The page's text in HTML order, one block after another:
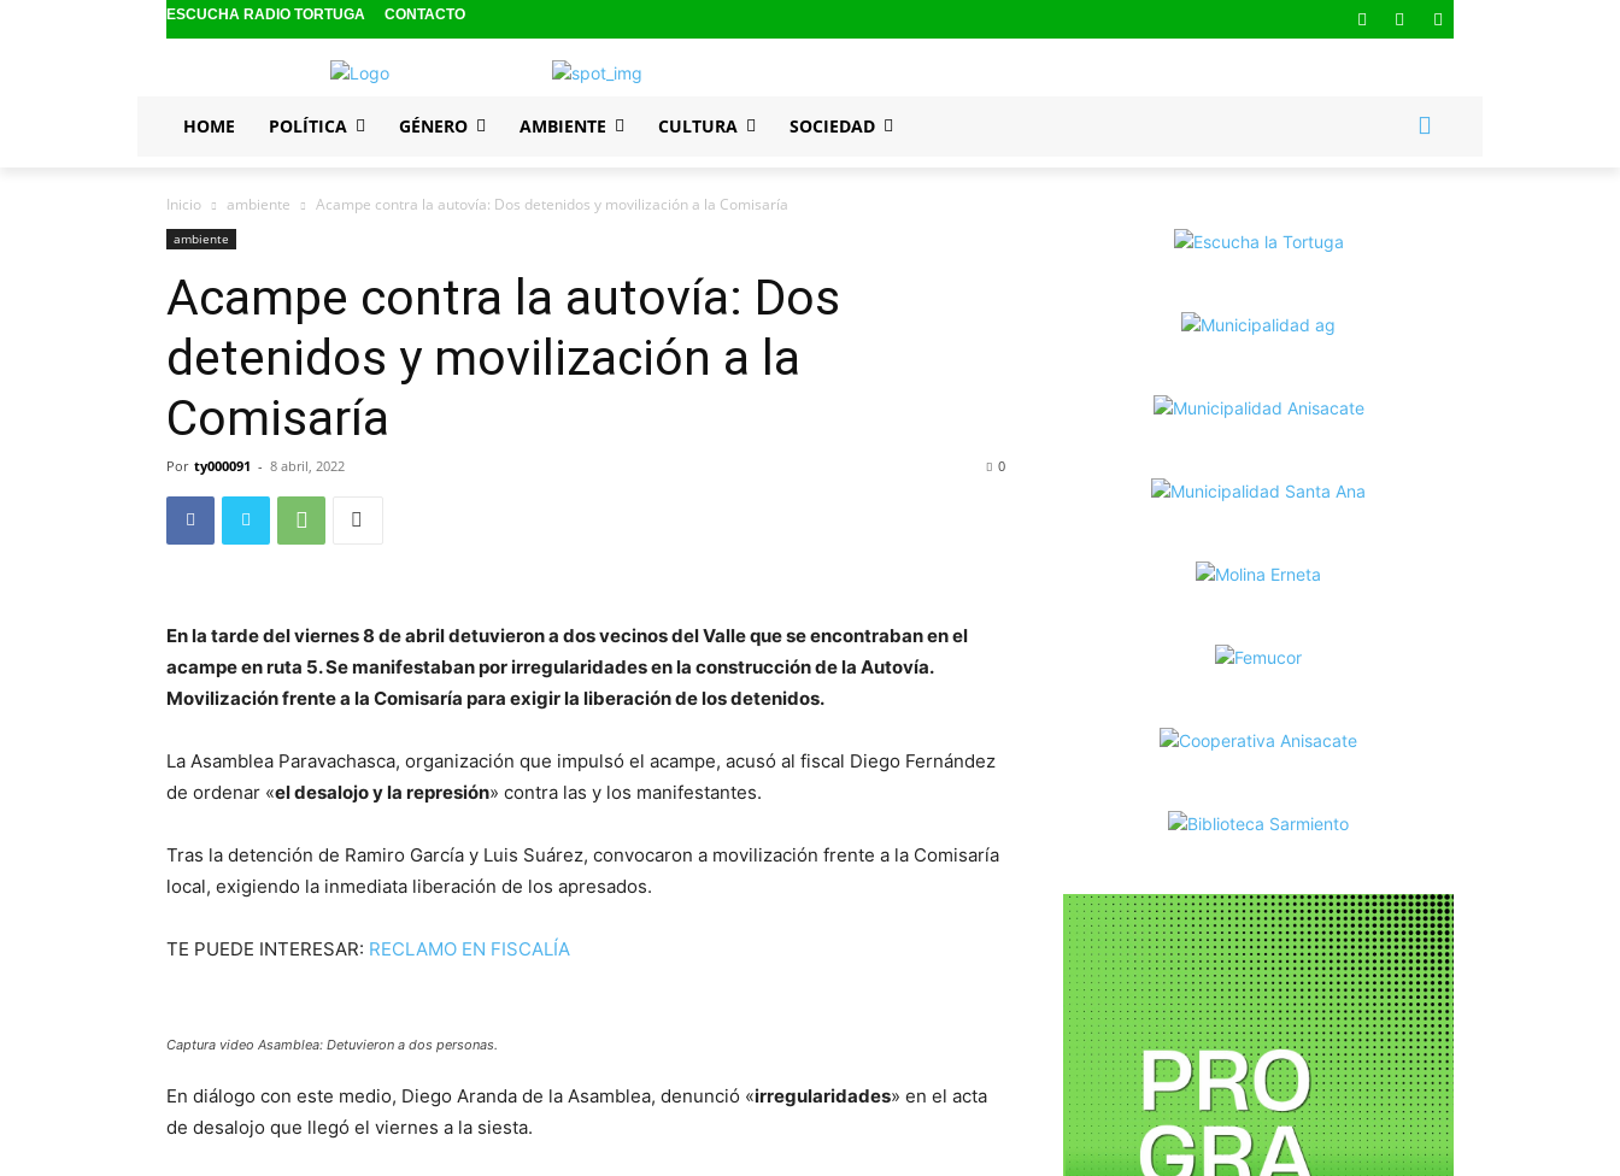
ESCUCHA RADIO TORTUGA CONTACTO
HOME POLÍTICA GÉNERO AMBIENTE CULTURA SOCIEDAD
Inicio ambiente Acampe contra la autovía: Dos detenidos y movilización a la Comisaría
ambiente
Acampe contra la autovía: Dos
detenidos y movilización a la
Comisaría
Por ty000091 - 8 abril, 2022 0
En la tarde del viernes 8 de abril detuvieron a dos vecinos del Valle que se encontraban en el
acampe en ruta 5. Se manifestaban por irregularidades en la construcción de la Autovía.
Movilización frente a la Comisaría para exigir la liberación de los detenidos.
La Asamblea Paravachasca, organización que impulsó el acampe, acusó al fiscal Diego Fernández
de ordenar «el desalojo y la represión» contra las y los manifestantes.
Tras la detención de Ramiro García y Luis Suárez, convocaron a movilización frente a la Comisaría
local, exigiendo la inmediata liberación de los apresados.
TE PUEDE INTERESAR: RECLAMO EN FISCALÍA
Captura video Asamblea: Detuvieron a dos personas.
En diálogo con este medio, Diego Aranda de la Asamblea, denunció «irregularidades» en el acta
de desalojo que llegó el viernes a la siesta.